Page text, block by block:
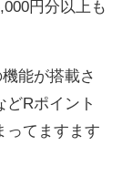
円分以上も
能が搭載さ
Rポイント
ってますます